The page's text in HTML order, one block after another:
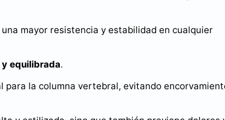
mayor resistencia y estabilidad en cualquier
equilibrada.
la columna vertebral, evitando